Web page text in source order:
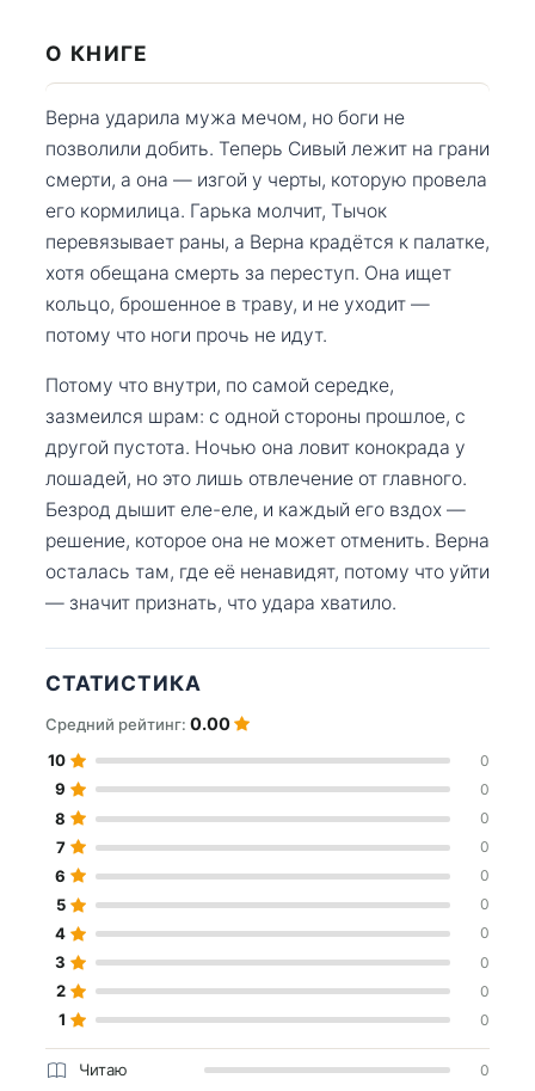
О КНИГЕ
Верна ударила мужа мечом, но боги не
позволили добить. Теперь Сивый лежит на грани
смерти, а она — изгой у черты, которую провела
его кормилица. Гарька молчит, Тычок
перевязывает раны, а Верна крадётся к палатке,
хотя обещана смерть за переступ. Она ищет
кольцо, брошенное в траву, и не уходит —
потому что ноги прочь не идут.
Потому что внутри, по самой середке,
зазмеился шрам: с одной стороны прошлое, с
другой пустота. Ночью она ловит конокрада у
лошадей, но это лишь отвлечение от главного.
Безрод дышит еле-еле, и каждый его вздох —
решение, которое она не может отменить. Верна
осталась там, где её ненавидят, потому что уйти
— значит признать, что удара хватило.
СТАТИСТИКА
Средний рейтинг: 0.00
10 0
9 0
8 0
7 0
6 0
5 0
4 0
3 0
2 0
1 0
Читаю 0